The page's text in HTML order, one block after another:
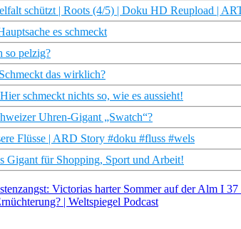
schützt | Roots (4/5) | Doku HD Reupload |
es schmeckt
so pelzig?
das wirklich?
schmeckt nichts so, wie es aussieht!
Uhren-Gigant „Swatch“?
Flüsse | ARD Story #doku #fluss #wels
Gigant für Shopping, Sport und Arbeit!
Victorias harter Sommer auf der Alm I 37
| Weltspiegel Podcast